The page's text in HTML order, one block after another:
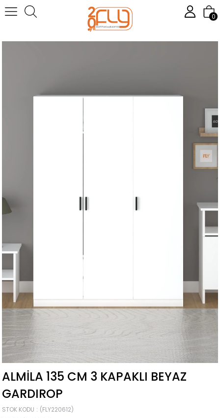
0
Anasayfa GARDIROP 3 KAPAKLI
ALMİLA 135 CM 3 KAPAKLI BEYAZ GARDIROP
ALMİLA 135 CM 3 KAPAKLI BEYAZ
GARDIROP
STOK KODU
(FLY220612)